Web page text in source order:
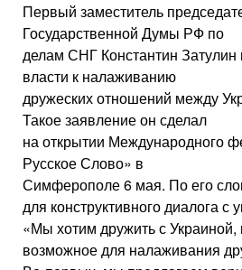
Первый заместитель
Государственной Думы РФ по
делам СНГ Константин Затулин
власти к налаживанию
дружеских отношений между
Такое заявление он сделал
на открытии Международного
Русское Слово» в
Симферополе 6 мая. По его
для конструктивного диалога с
«Мы хотим дружить с Украиной,
возможное для налаживания